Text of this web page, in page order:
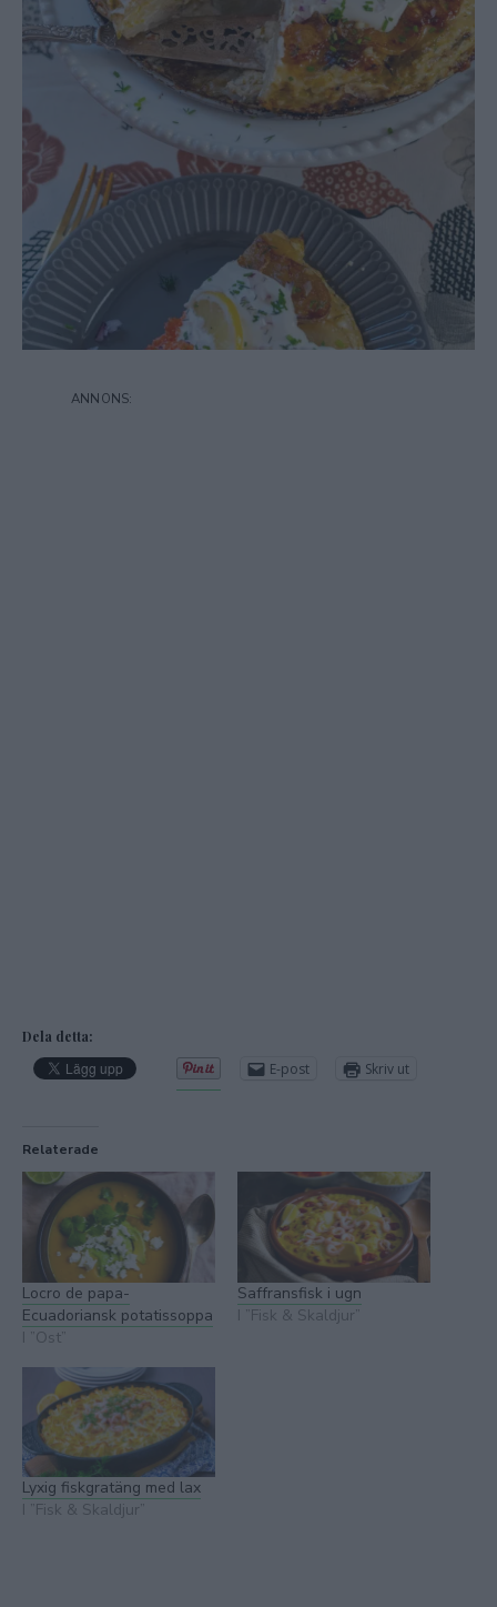
Dela detta:
E-post Skriv ut
Relaterade
Locro de papa-
Ecuadoriansk potatissoppa
I ”Ost”
Saffransfisk i ugn
I ”Fisk & Skaldjur”
Lyxig fiskgratäng med lax
I ”Fisk & Skaldjur”